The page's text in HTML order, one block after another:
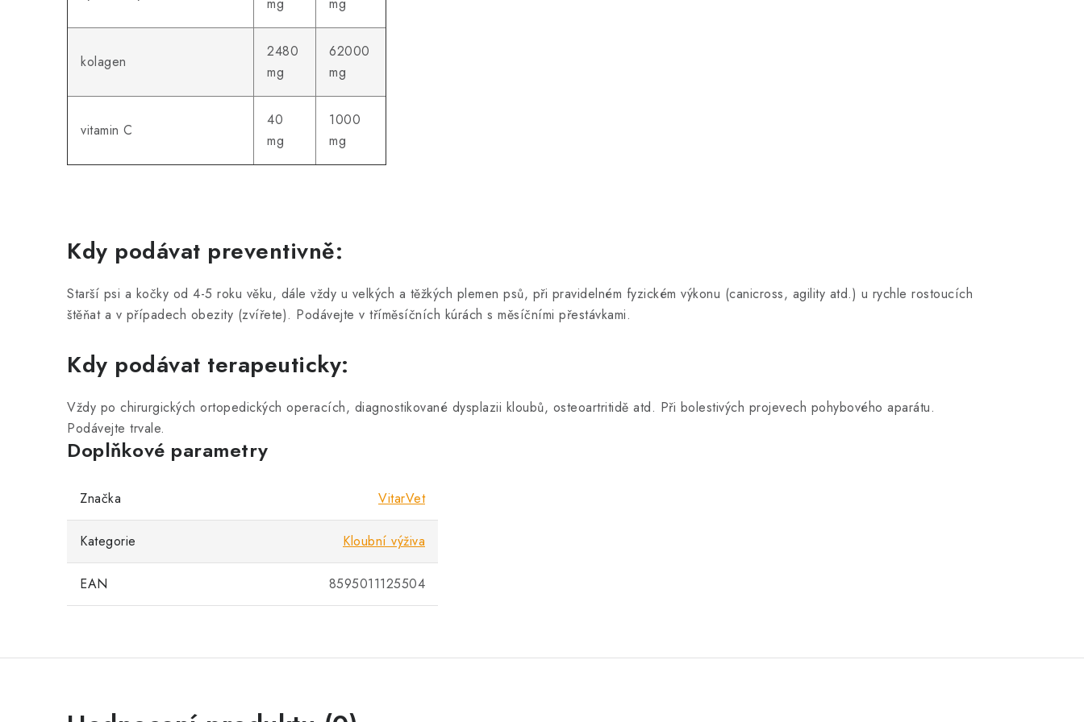
kolagen
2480
mg
62000
mg
vitamin C
40
mg
1000
mg
Kdy podávat preventivně:
Starší psi a kočky od 4-5 roku věku, dále vždy u velkých a těžkých plemen psů, při pravidelném fyzickém výkonu (canicross, agility atd.) u rychle rostoucích
štěňat a v případech obezity (zvířete). Podávejte v tříměsíčních kúrách s měsíčními přestávkami.
Kdy podávat terapeuticky:
Vždy po chirurgických ortopedických operacích, diagnostikované dysplazii kloubů, osteoartritidě atd. Při bolestivých projevech pohybového aparátu.
Podávejte trvale.
Doplňkové parametry
Značka VitarVet
Kategorie Kloubní výživa
EAN 8595011125504